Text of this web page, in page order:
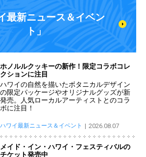
最新ニュース＆イベン
ト」
ホノルルクッキーの新作！限定コラボコレ
クションに注目
ハワイの自然を描いたボタニカルデザイン
の限定パッケージやオリジナルグッズが新
発売。人気ローカルアーティストとのコラ
ボに注目！
ハワイ最新ニュース＆イベント 2026.08.07
メイド・イン・ハワイ・フェスティバルの
チケット発売中